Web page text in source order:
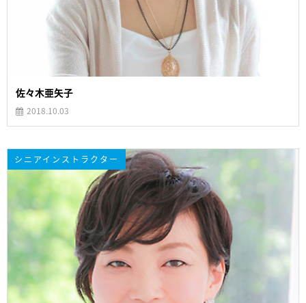
佐々木亜矢子
2018.10.03
シニアインストラクター